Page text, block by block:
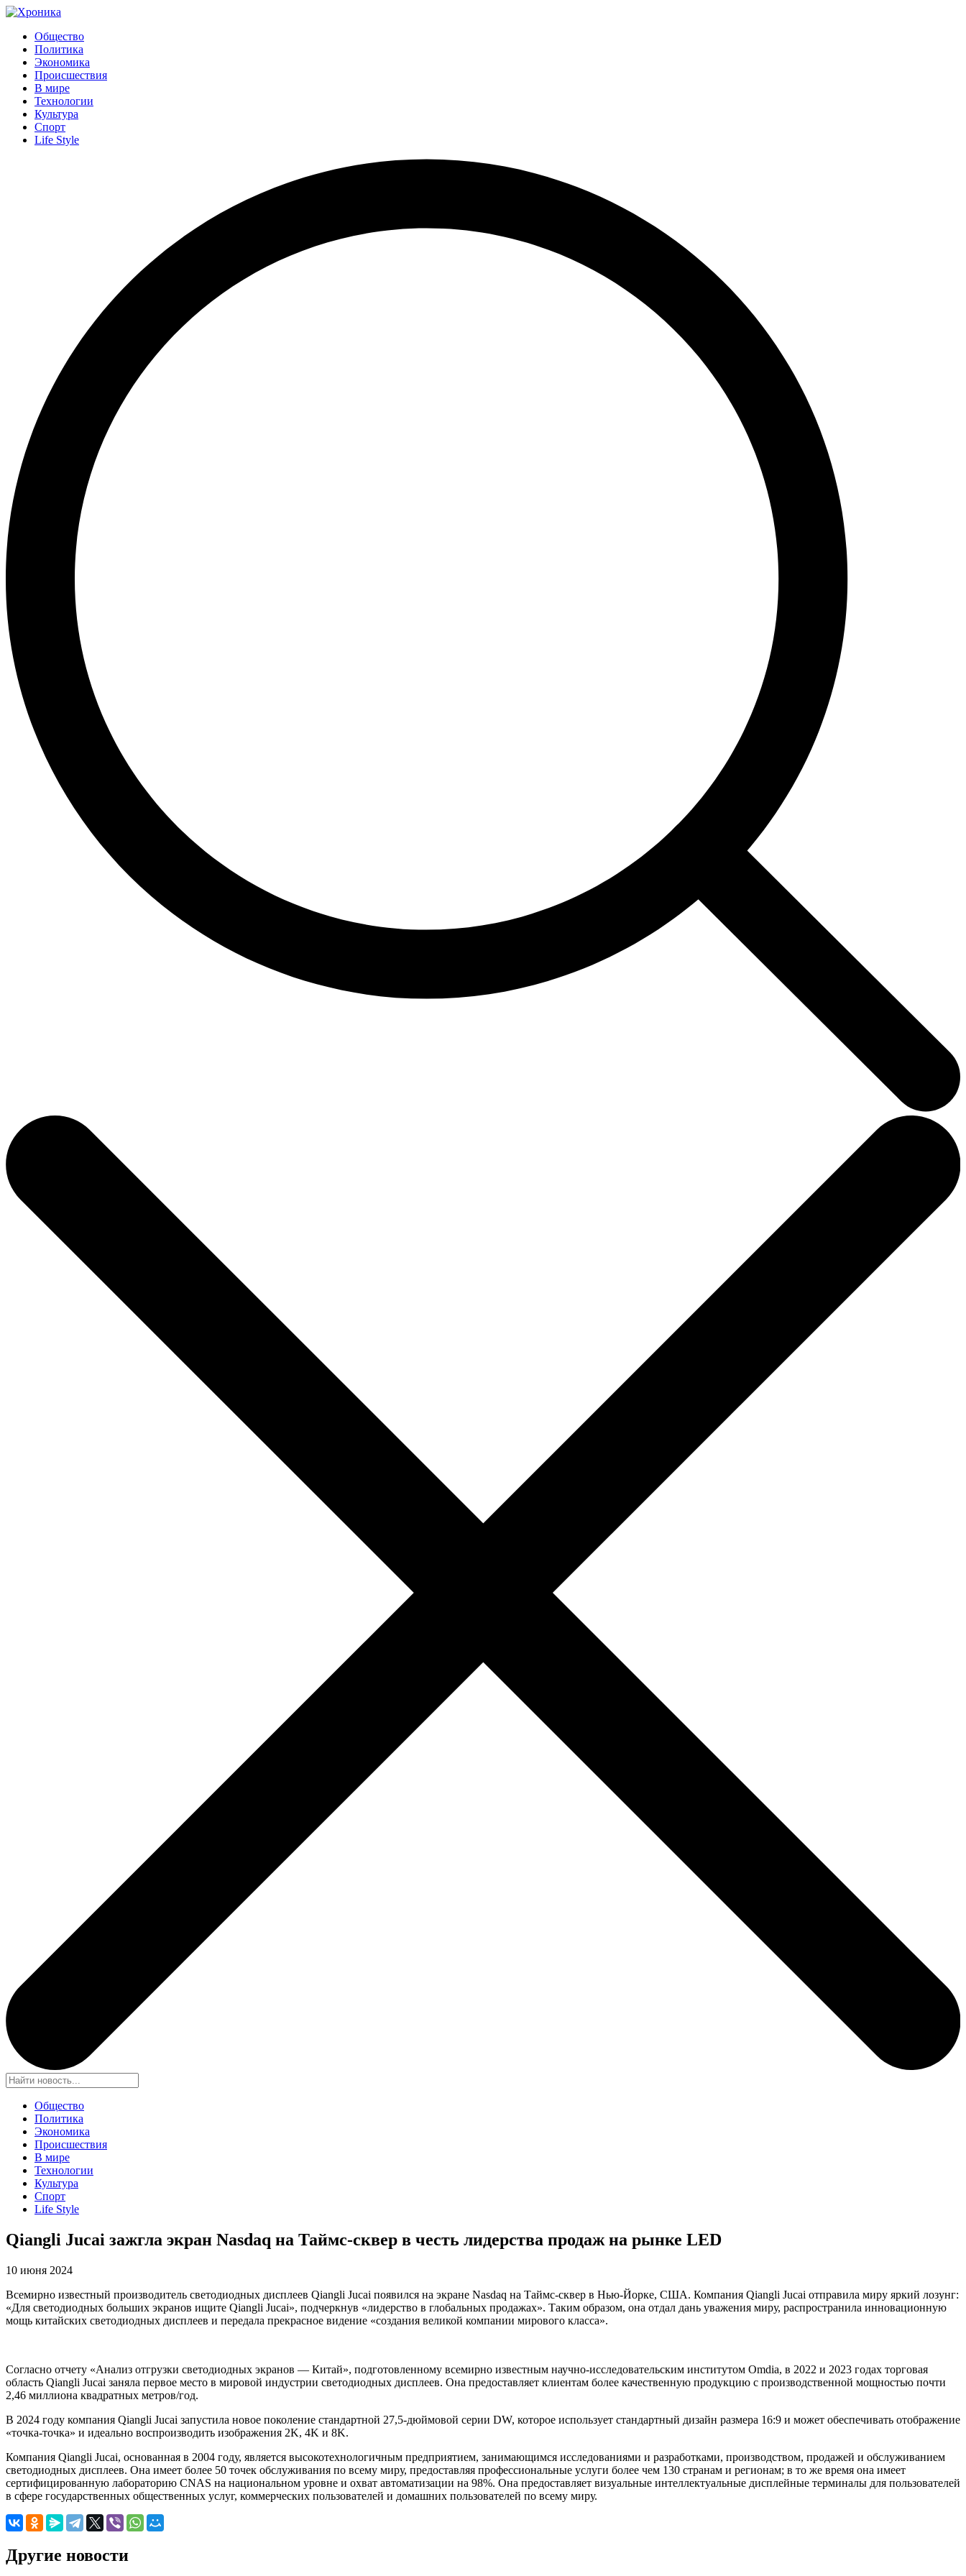
Общество
Политика
Экономика
Происшествия
В мире
Технологии
Культура
Спорт
Life Style
Общество
Политика
Экономика
Происшествия
В мире
Технологии
Культура
Спорт
Life Style
Qiangli Jucai зажгла экран Nasdaq на Таймс-сквер в честь лидерства продаж на рынке LED
10 июня 2024
Всемирно известный производитель светодиодных дисплеев Qiangli Jucai появился на экране Nasdaq на Таймс-сквер в Нью-Йорке, США. Компания Qiangli Jucai отправила миру яркий лозунг:
«Для светодиодных больших экранов ищите Qiangli Jucai», подчеркнув «лидерство в глобальных продажах». Таким образом, она отдал дань уважения миру, распространила инновационную
мощь китайских светодиодных дисплеев и передала прекрасное видение «создания великой компании мирового класса».
Согласно отчету «Анализ отгрузки светодиодных экранов — Китай», подготовленному всемирно известным научно-исследовательским институтом Omdia, в 2022 и 2023 годах торговая
область Qiangli Jucai заняла первое место в мировой индустрии светодиодных дисплеев. Она предоставляет клиентам более качественную продукцию с производственной мощностью почти
2,46 миллиона квадратных метров/год.
В 2024 году компания Qiangli Jucai запустила новое поколение стандартной 27,5-дюймовой серии DW, которое использует стандартный дизайн размера 16:9 и может обеспечивать отображение
«точка-точка» и идеально воспроизводить изображения 2K, 4K и 8K.
Компания Qiangli Jucai, основанная в 2004 году, является высокотехнологичным предприятием, занимающимся исследованиями и разработками, производством, продажей и обслуживанием
светодиодных дисплеев. Она имеет более 50 точек обслуживания по всему миру, предоставляя профессиональные услуги более чем 130 странам и регионам; в то же время она имеет
сертифицированную лабораторию CNAS на национальном уровне и охват автоматизации на 98%. Она предоставляет визуальные интеллектуальные дисплейные терминалы для пользователей
в сфере государственных общественных услуг, коммерческих пользователей и домашних пользователей по всему миру.
Другие новости